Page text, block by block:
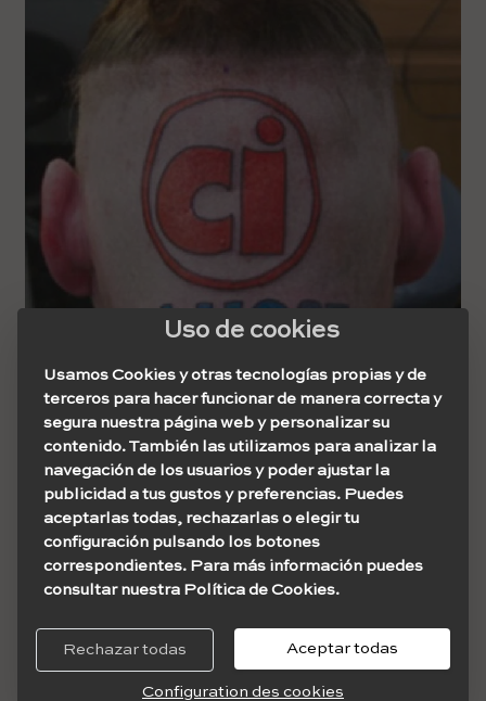
Jim est venu avec beaucoup plus de personnes tatouées
par les revenus de différentes entreprises, comme ce fut
le cas deKarolyne Smith, qui a littéralement obtenu
Elle a reçu environ 10.000 USD de la société Casino, ce
qui l'a apparemment aidée à payer la pension alimentaire
Uso de cookies
Usamos Cookies y otras tecnologías propias y de
terceros para hacer funcionar de manera correcta y
segura nuestra página web y personalizar su
contenido. También las utilizamos para analizar la
navegación de los usuarios y poder ajustar la
publicidad a tus gustos y preferencias. Puedes
aceptarlas todas, rechazarlas o elegir tu
configuración pulsando los botones
correspondientes. Para más información puedes
consultar nuestra Política de Cookies.
Rechazar todas Aceptar todas
Configuration des cookies